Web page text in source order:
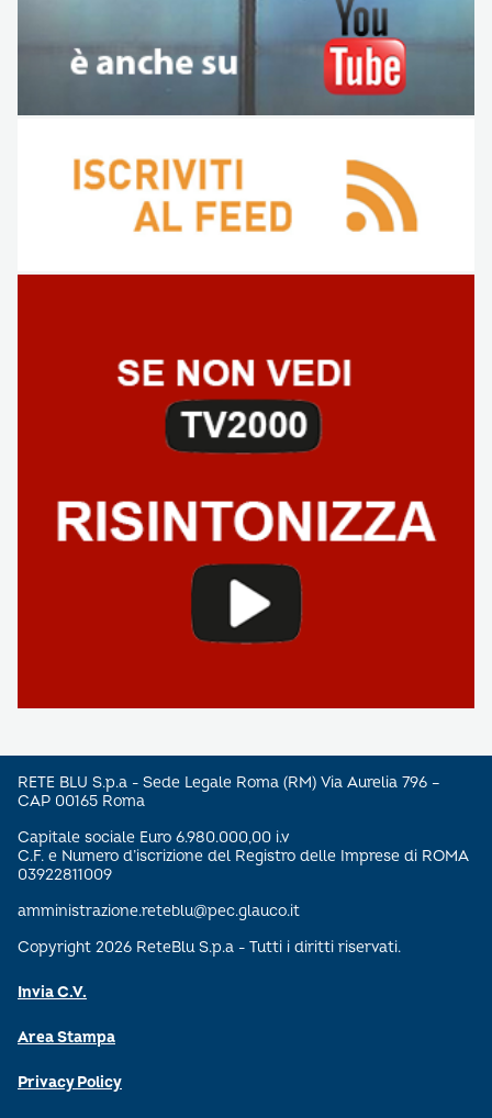
RETE BLU S.p.a - Sede Legale Roma (RM) Via Aurelia 796 –
CAP 00165 Roma
Capitale sociale Euro 6.980.000,00 i.v
C.F. e Numero d’iscrizione del Registro delle Imprese di ROMA
03922811009
amministrazione.reteblu@pec.glauco.it
Copyright 2026 ReteBlu S.p.a - Tutti i diritti riservati.
Invia C.V.
Area Stampa
Privacy Policy